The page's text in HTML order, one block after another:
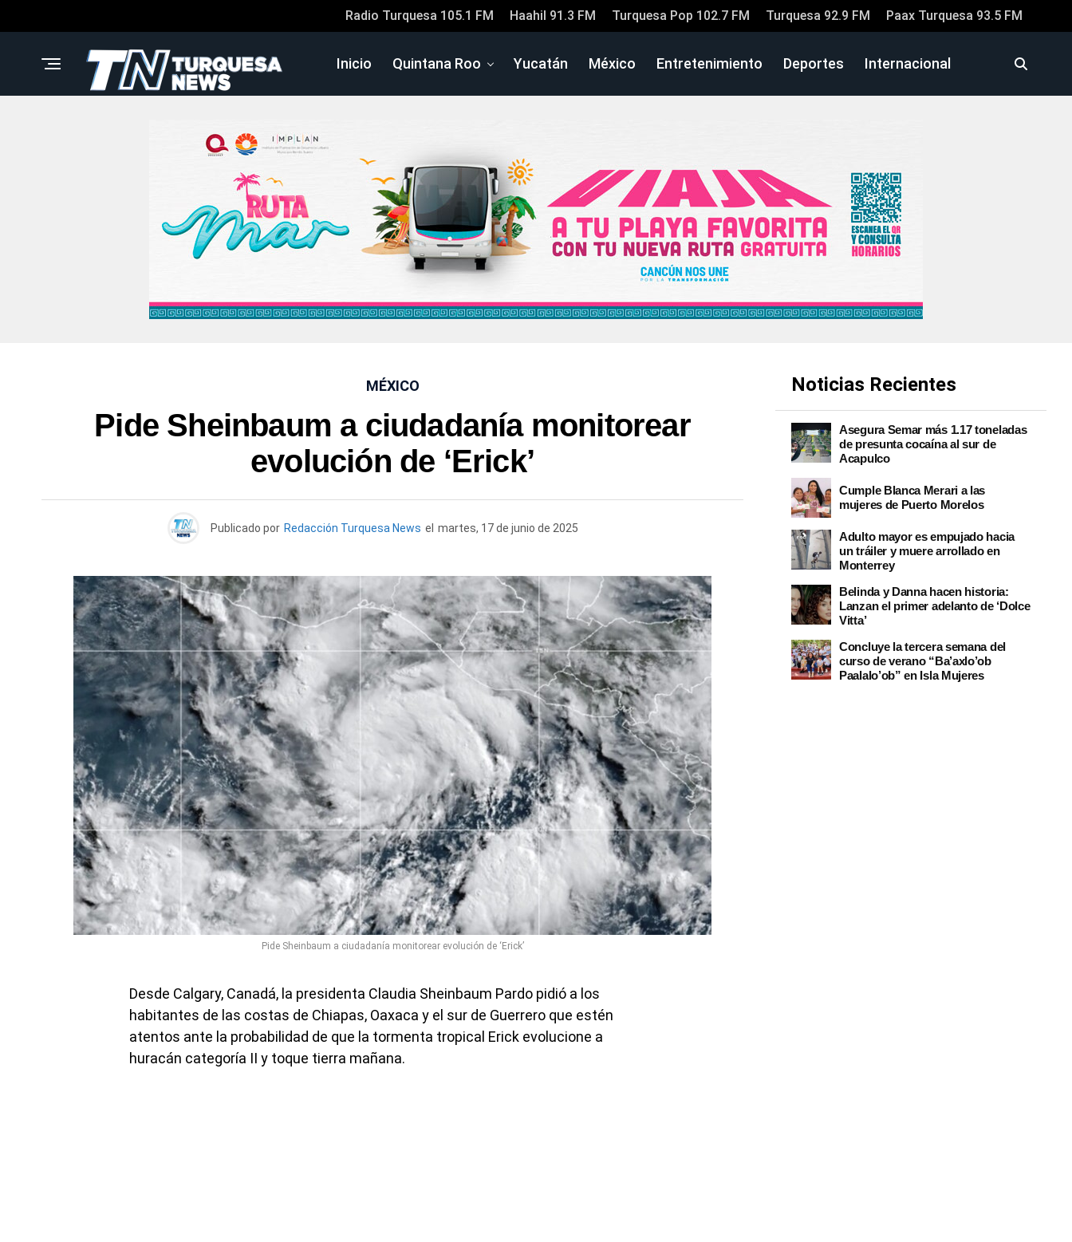
Radio Turquesa 105.1 FM Haahil 91.3 FM Turquesa Pop 102.7 FM Turquesa 92.9 FM Paax Turquesa 93.5 FM
Inicio Quintana Roo Yucatán México Entretenimiento Deportes Internacional
MÉXICO
Pide Sheinbaum a ciudadanía monitorear
evolución de ‘Erick’
Publicado por Redacción Turquesa News el martes, 17 de junio de 2025
Pide Sheinbaum a ciudadanía monitorear evolución de ‘Erick’
Desde Calgary, Canadá, la presidenta Claudia Sheinbaum Pardo pidió a los
habitantes de las costas de Chiapas, Oaxaca y el sur de Guerrero que estén
atentos ante la probabilidad de que la tormenta tropical Erick evolucione a
huracán categoría II y toque tierra mañana.
Noticias Recientes
Asegura Semar más 1.17 toneladas
de presunta cocaína al sur de
Acapulco
Cumple Blanca Merari a las
mujeres de Puerto Morelos
Adulto mayor es empujado hacia
un tráiler y muere arrollado en
Monterrey
Belinda y Danna hacen historia:
Lanzan el primer adelanto de ‘Dolce
Vitta’
Concluye la tercera semana del
curso de verano “Ba’axlo’ob
Paalalo’ob” en Isla Mujeres